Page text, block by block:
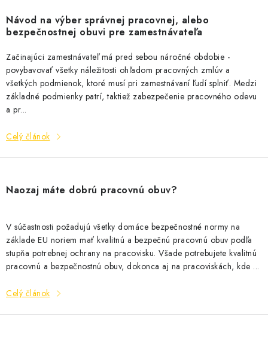
Návod na výber správnej pracovnej, alebo
bezpečnostnej obuvi pre zamestnávateľa
Začinajúci zamestnávateľ má pred sebou náročné obdobie -
povybavovať všetky náležitosti ohľadom pracovných zmlúv a
všetkých podmienok, ktoré musí pri zamestnávaní ľudí splniť. Medzi
základné podmienky patrí, taktiež zabezpečenie pracovného odevu
a pr...
Celý článok
Naozaj máte dobrú pracovnú obuv?
V súčastnosti požadujú všetky domáce bezpečnostné normy na
základe EU noriem mať kvalitnú a bezpečnú pracovnú obuv podľa
stupňa potrebnej ochrany na pracovisku. Všade potrebujete kvalitnú
pracovnú a bezpečnostnú obuv, dokonca aj na pracoviskách, kde ...
Celý článok